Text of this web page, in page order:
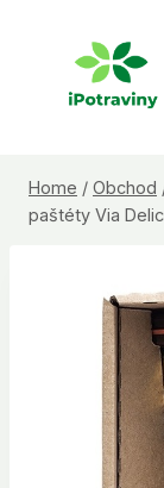
Home / Obchod
paštéty Via